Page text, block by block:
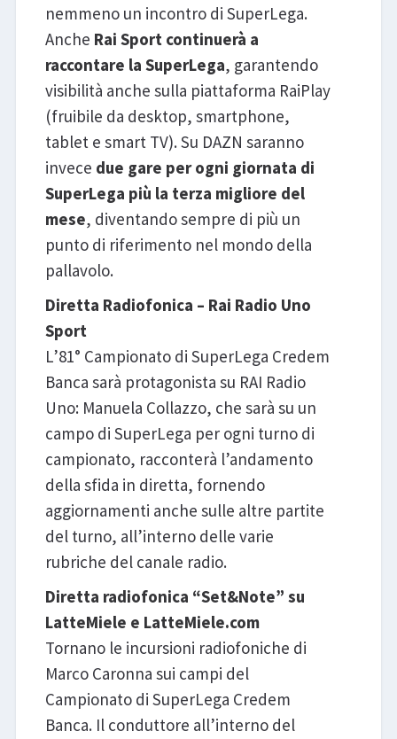
nemmeno un incontro di SuperLega.
Anche Rai Sport continuerà a
raccontare la SuperLega, garantendo
visibilità anche sulla piattaforma RaiPlay
(fruibile da desktop, smartphone,
tablet e smart TV). Su DAZN saranno
invece due gare per ogni giornata di
SuperLega più la terza migliore del
mese, diventando sempre di più un
punto di riferimento nel mondo della
pallavolo.
Diretta Radiofonica – Rai Radio Uno
Sport
L’81° Campionato di SuperLega Credem
Banca sarà protagonista su RAI Radio
Uno: Manuela Collazzo, che sarà su un
campo di SuperLega per ogni turno di
campionato, racconterà l’andamento
della sfida in diretta, fornendo
aggiornamenti anche sulle altre partite
del turno, all’interno delle varie
rubriche del canale radio.
Diretta radiofonica “Set&Note” su
LatteMiele e LatteMiele.com
Tornano le incursioni radiofoniche di
Marco Caronna sui campi del
Campionato di SuperLega Credem
Banca. Il conduttore all’interno del